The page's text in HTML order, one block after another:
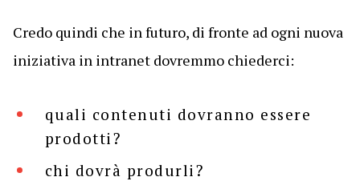
Credo quindi che in futuro, di fronte ad ogni nuova
iniziativa in intranet dovremmo chiederci:
quali contenuti dovranno essere
prodotti?
chi dovrà produrli?